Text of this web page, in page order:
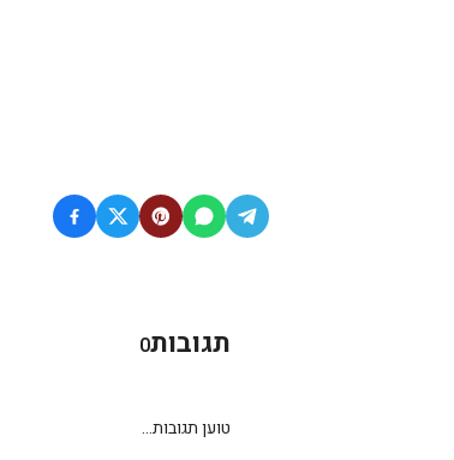
תגובות0
טוען תגובות...